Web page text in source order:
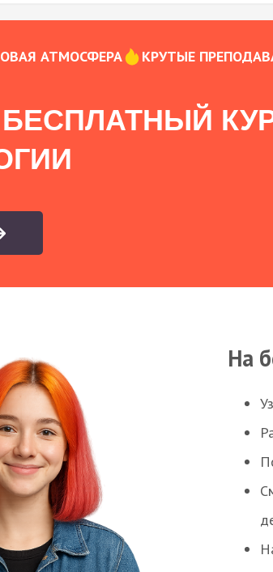
АТМОСФЕРА КРУТЫЕ
БЕСПЛАТНЫЙ
На